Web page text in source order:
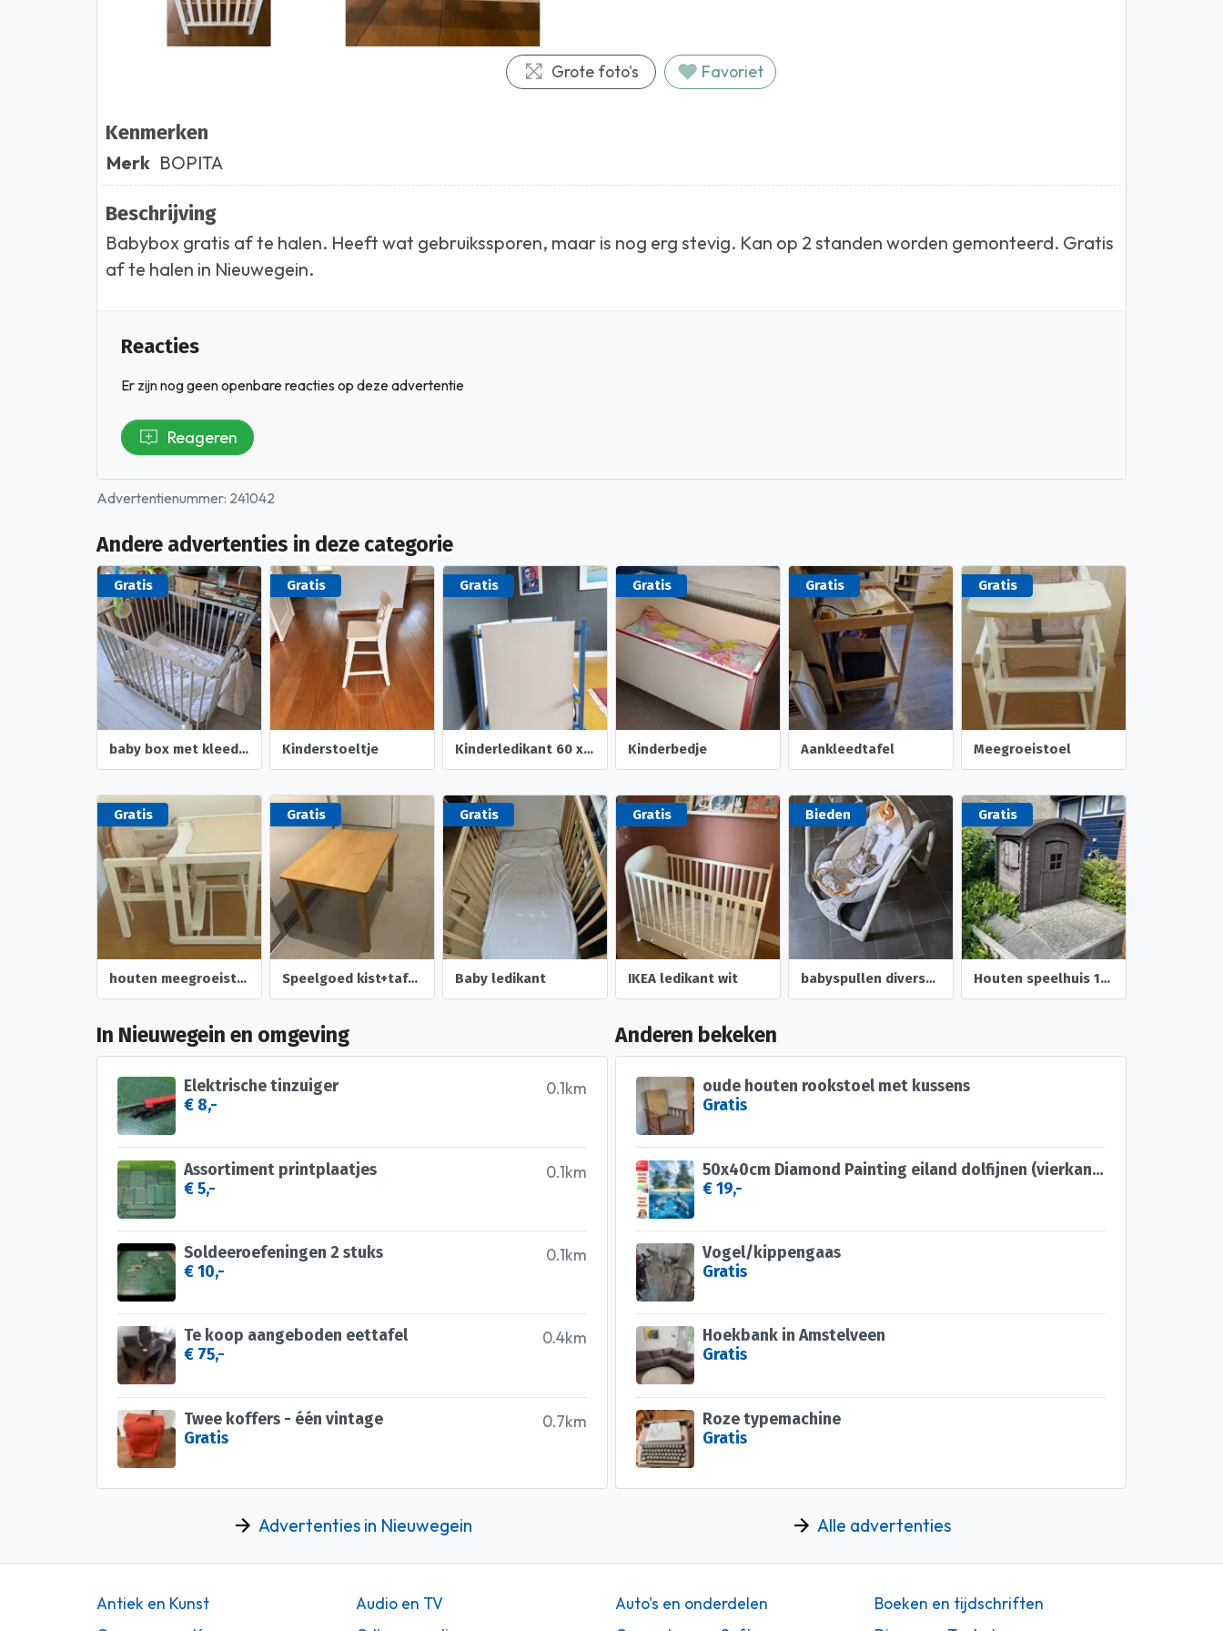
Favoriet
Grote foto's
Kenmerken
Merk BOPITA
Beschrijving
Babybox gratis af te halen. Heeft wat gebruikssporen, maar is nog erg stevig. Kan op 2 standen worden gemonteerd. Gratis
af te halen in Nieuwegein.
Reacties
Er zijn nog geen openbare reacties op deze advertentie
Reageren
Advertentienummer: 241042
Andere advertenties in deze categorie
Gratis
baby box met kleed en speelgoedtas
Gratis
Kinderstoeltje
Gratis
Kinderledikant 60 x 120
Gratis
Kinderbedje
Gratis
Aankleedtafel
Gratis
Meegroeistoel
Gratis
houten meegroeistoel
Gratis
Speelgoed kist+tafeltje
Gratis
Baby ledikant
Gratis
IKEA ledikant wit
Bieden
babyspullen diversen
Gratis
Houten speelhuis 1 x 1,1 x 1,4 mtr
In Nieuwegein en omgeving
0.1km
Elektrische tinzuiger
€ 8,-
0.1km
Assortiment printplaatjes
€ 5,-
0.1km
Soldeeroefeningen 2 stuks
€ 10,-
0.4km
Te koop aangeboden eettafel
€ 75,-
0.7km
Twee koffers - één vintage
Gratis
Advertenties in Nieuwegein
Anderen bekeken
oude houten rookstoel met kussens
Gratis
50x40cm Diamond Painting eiland dolfijnen (vierkant) nr 4
€ 19,-
Vogel/kippengaas
Gratis
Hoekbank in Amstelveen
Gratis
Roze typemachine
Gratis
Alle advertenties
Antiek en Kunst Audio en TV Auto's en onderdelen
Boeken en tijdschriften